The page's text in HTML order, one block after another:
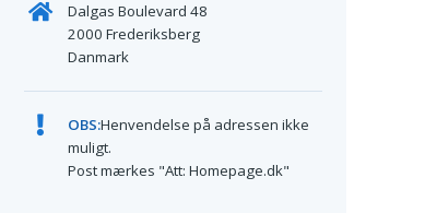
Dalgas Boulevard 48
2000 Frederiksberg
Danmark
OBS:Henvendelse på adressen ikke
muligt.
Post mærkes "Att: Homepage.dk"